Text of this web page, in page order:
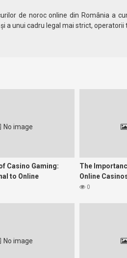
de noroc online din România a
a unui cadru legal mai strict,
cheie ale acestei schimbări
Transparență maximă,
caracterizată de riscuri și
sunt acum standarde esențiale pentru
No image
Casino Gaming:
to Online
The
Online
0
No image